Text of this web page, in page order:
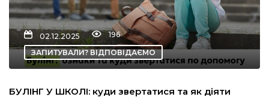
02.12.2025
196
ЗАПИТУВАЛИ? ВІДПОВІДАЄМО
БУЛІНГ У ШКОЛІ: куди звертатися та як діяти